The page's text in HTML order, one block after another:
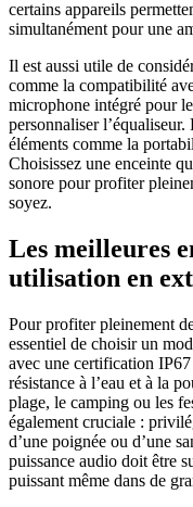
certains appareils
simultanément pour une
Il est aussi utile de
comme la compatibilité
microphone intégré pour
personnaliser
éléments comme la
Choisissez une enceinte
sonore pour profiter
soyez.
Les meilleures
utilisation en
Pour profiter pleinement
essentiel de choisir un
avec une certification
résistance à l’eau et à la
plage, le camping ou les
également cruciale :
d’une poignée ou d’une
puissance audio doit être
puissant même dans de